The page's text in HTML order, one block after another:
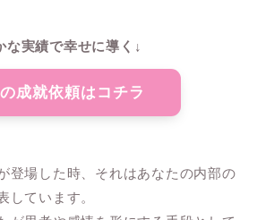
な実績で幸せに導く↓
成就依頼はコチラ
登場した時、それはあなたの内部の
しています。